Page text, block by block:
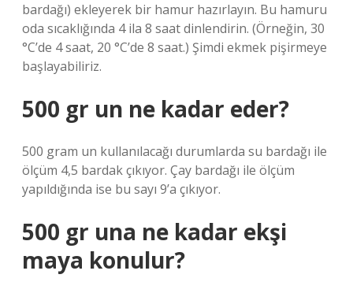
bardağı) ekleyerek bir hamur hazırlayın. Bu hamuru
oda sıcaklığında 4 ila 8 saat dinlendirin. (Örneğin, 30
°C’de 4 saat, 20 °C’de 8 saat.) Şimdi ekmek pişirmeye
başlayabiliriz.
500 gr un ne kadar eder?
500 gram un kullanılacağı durumlarda su bardağı ile
ölçüm 4,5 bardak çıkıyor. Çay bardağı ile ölçüm
yapıldığında ise bu sayı 9’a çıkıyor.
500 gr una ne kadar ekşi
maya konulur?